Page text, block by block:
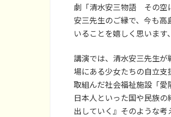
劇「清水安三物語 その空
安三先生のご縁で、今も
いることを嬉しく思います
講演では、清水安三先生
場にある少女たちの自立
取組んだ社会福祉施設「愛
日本人といった国や民族
出していく』そのような